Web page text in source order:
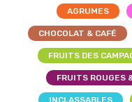
AGRUMES
CHOCOLAT & CAFÉ
FRUITS DES
FRUITS ROUGES
INCLASSABLES